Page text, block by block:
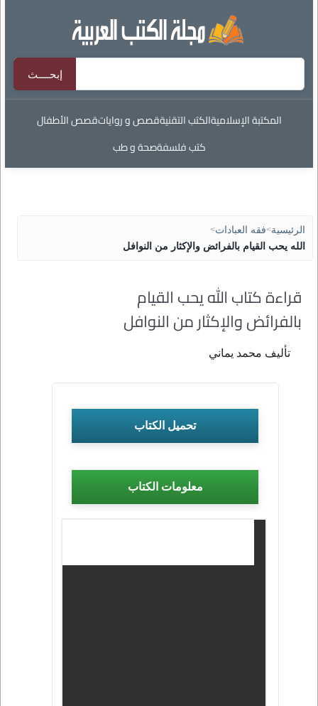
المكتبة الإسلاميةالكتب التقنيةقصص و رواياتقصص الأطفال
كتب فلسفةصحة و طب
الرئيسية>فقه العبادات>
الله يحب القيام بالفرائض والإكثار من النوافل
قراءة كتاب الله يحب القيام
بالفرائض والإكثار من النوافل
تأليف محمد يماني
تحميل الكتاب
معلومات الكتاب